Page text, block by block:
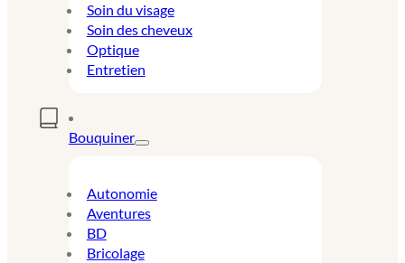
Soin du visage
Soin des cheveux
Optique
Entretien
Bouquiner
Autonomie
Aventures
BD
Bricolage